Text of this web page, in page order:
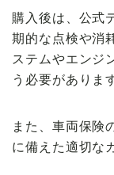
購入後は、公式
期的な点検や消
ステムやエンジ
う必要がありま
また、車両保険
に備えた適切な